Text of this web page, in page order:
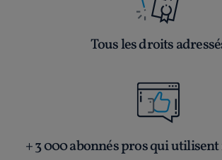
Tous les droits
+ 3 000 abonnés pros qui